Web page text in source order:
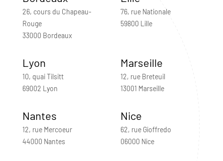
26, cours du Chapeau-
Rouge
33000 Bordeaux
76, rue Nationale
59800 Lille
Lyon
10, quai Tilsitt
69002 Lyon
Marseille
12, rue Breteuil
13001 Marseille
Nantes
12, rue Mercoeur
44000 Nantes
Nice
62, rue Gioffredo
06000 Nice